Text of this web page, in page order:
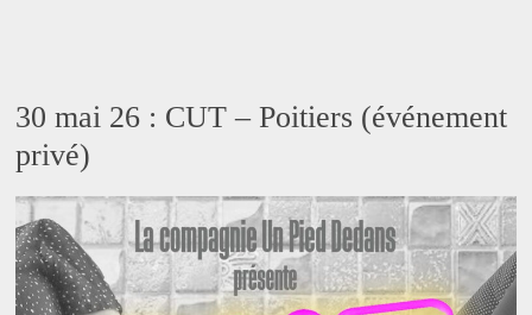
30 mai 26 : CUT – Poitiers (événement
privé)